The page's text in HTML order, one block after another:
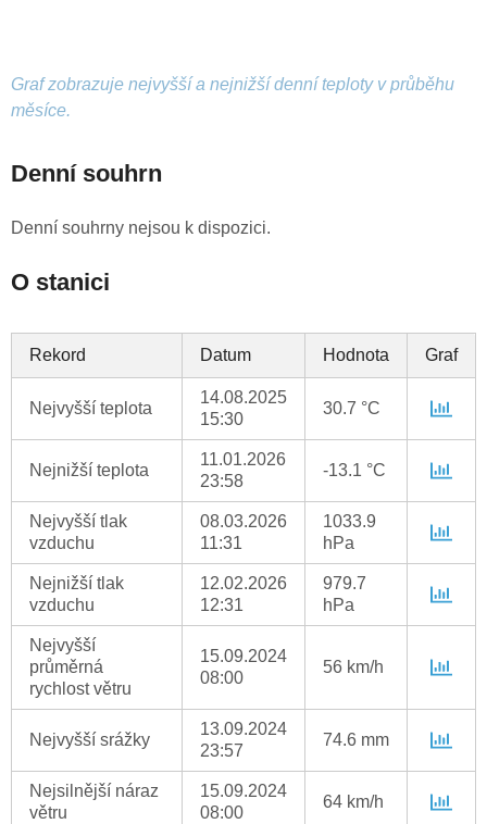
Graf zobrazuje nejvyšší a nejnižší denní teploty v průběhu
měsíce.
Denní souhrn
Denní souhrny nejsou k dispozici.
O stanici
Rekord Datum Hodnota Graf
Nejvyšší teplota
14.08.2025
15:30
30.7 °C
Nejnižší teplota
11.01.2026
23:58
-13.1 °C
Nejvyšší tlak
vzduchu
08.03.2026
11:31
1033.9
hPa
Nejnižší tlak
vzduchu
12.02.2026
12:31
979.7
hPa
Nejvyšší
průměrná
rychlost větru
15.09.2024
08:00
56 km/h
Nejvyšší srážky
13.09.2024
23:57
74.6 mm
Nejsilnější náraz
větru
15.09.2024
08:00
64 km/h